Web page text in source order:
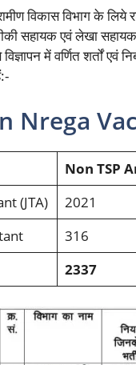
विकास विभाग के
सहायक एवं लेखा सहायक
से विज्ञापन में वर्णित
Nrega
Non TSP
(JTA)
2021
316
2337